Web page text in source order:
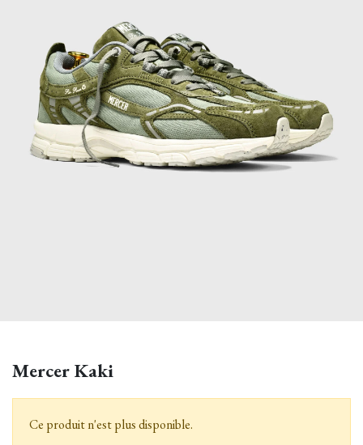
Mercer Kaki
Ce produit n'est plus disponible.